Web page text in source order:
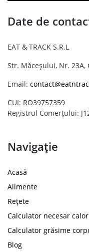
Date de
EAT & TRACK S.R.L
Str. Măceșului, Nr. 23A,
Email:
CUI: RO39757359
Registrul Comerțului:
Navigație
Acasă
Alimente
Rețete
Calculator necesar
Calculator grăsime
Blog